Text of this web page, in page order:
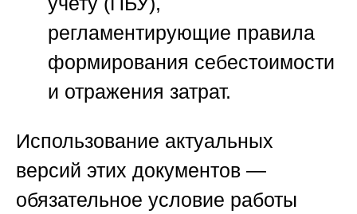
регламентирующие правила
формирования себестоимости
и отражения затрат.
Использование актуальных
версий этих документов —
обязательное условие работы